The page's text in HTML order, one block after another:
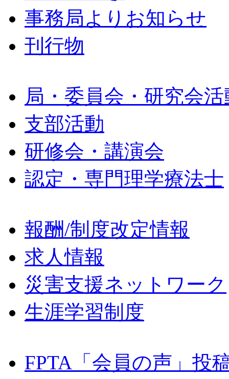
事務局よりお知らせ
刊行物
局・委員会・研究会
支部活動
研修会・講演会
認定・専門理学療法士
報酬/制度改定情報
求人情報
災害支援ネットワーク
生涯学習制度
FPTA「会員の声」投